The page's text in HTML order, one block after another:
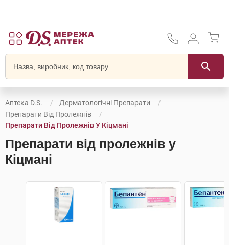
Аптека D.S.
Дерматологічні Препарати
Препарати Від Пролежнів
Препарати Від Пролежнів У Кіцмані
Препарати від пролежнів у
Кіцмані